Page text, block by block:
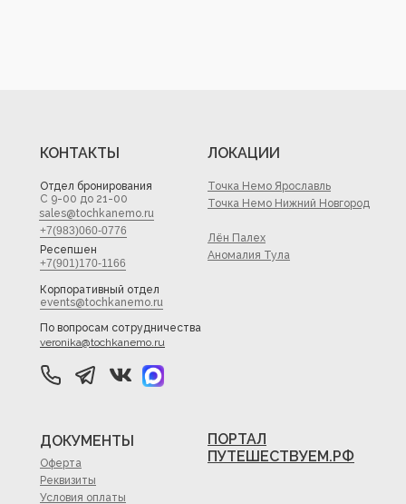
ДОКУМЕНТЫ
Оферта
Реквизиты
Условия оплаты
ПОРТАЛ
ПУТЕШЕСТВУЕМ.РФ
ЛОКАЦИИ
Точка Немо Ярославль
Точка Немо Нижний Новгород
Лён Палех
Аномалия Тула
КОНТАКТЫ
Отдел бронирования
С 9-00 до 21-00
+7(983)060-0776
Ресепшен
+7(901)170-1166
sales@tochkanemo.ru
events@tochkanemo.ru
Корпоративный отдел
По вопросам сотрудничества
veronika@tochkanemo.ru